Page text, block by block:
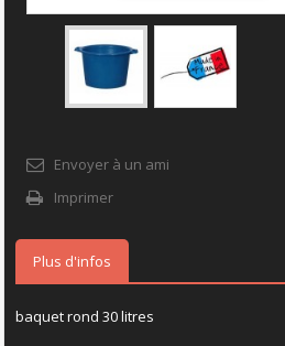
Envoyer à un ami
Imprimer
Plus d'infos
baquet rond 30 litres